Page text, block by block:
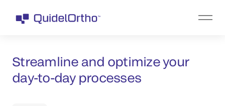
Streamline and optimize your
day-to-day processes